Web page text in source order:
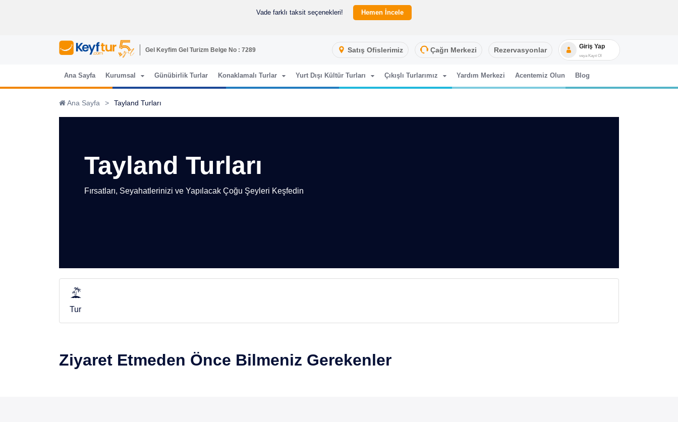
Vade farklı taksit seçenekleri! Hemen İncele
Gel Keyfim Gel Turizm Belge No : 7289 Satış Ofislerimiz Çağrı Merkezi Rezervasyonlar Giriş Yap
veya Kayıt Ol
Ana Sayfa Kurumsal Günübirlik Turlar Konaklamalı Turlar Yurt Dışı Kültür Turları Çıkışlı Turlarımız Yardım Merkezi Acentemiz Olun Blog
Ana Sayfa > Tayland Turları
Tayland Turları
Fırsatları, Seyahatlerinizi ve Yapılacak Çoğu Şeyleri Keşfedin
Tur
Ziyaret Etmeden Önce Bilmeniz Gerekenler